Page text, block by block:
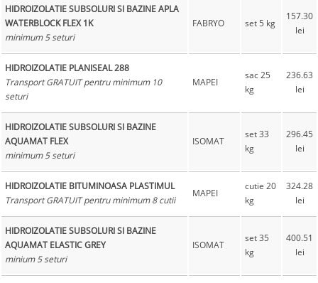
HIDROIZOLATIE SUBSOLURI SI BAZINE APLA
WATERBLOCK FLEX 1K
minimum 5 seturi
FABRYO set 5 kg
157.30
lei
HIDROIZOLATIE PLANISEAL 288
Transport GRATUIT pentru minimum 10
seturi
MAPEI
sac 25
kg
236.63
lei
HIDROIZOLATIE SUBSOLURI SI BAZINE
AQUAMAT FLEX
minimum 5 seturi
ISOMAT
set 33
kg
296.45
lei
HIDROIZOLATIE BITUMINOASA PLASTIMUL
Transport GRATUIT pentru minimum 8 cutii
MAPEI
cutie 20
kg
324.28
lei
HIDROIZOLATIE SUBSOLURI SI BAZINE
AQUAMAT ELASTIC GREY
minium 5 seturi
ISOMAT
set 35
kg
400.51
lei